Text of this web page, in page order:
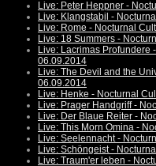
Live: Peter Heppner -
Live: Klangstabil -
Live: Rome - Nocturnal
Live: 18 Summers -
Live: Lacrimas Profundere
06.09.2014
Live: The Devil and the
06.09.2014
Live: Henke - Nocturnal
Live: Prager Handgriff -
Live: Der Blaue Reiter -
Live: This Morn Omina -
Live: Seelennacht -
Live: Schöngeist -
Live: Traum'er leben -